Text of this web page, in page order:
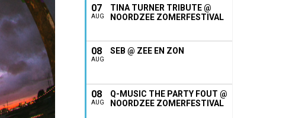
07
AUG
TINA TURNER TRIBUTE @
NOORDZEE ZOMERFESTIVAL
08
AUG
SEB @ ZEE EN ZON
08
AUG
Q-MUSIC THE PARTY FOUT @
NOORDZEE ZOMERFESTIVAL